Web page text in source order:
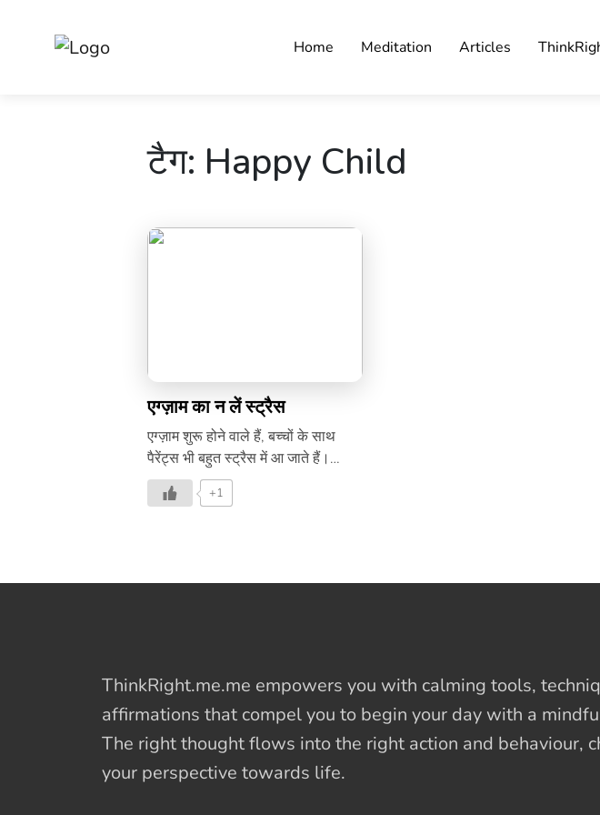
Home Meditation Articles
टैग: Happy Child
एग्ज़ाम का न लें स्ट्रैस
एग्ज़ाम शुरू होने वाले हैं, बच्चों के साथ
पैरेंट्स भी बहुत स्ट्रैस में आ जाते हैं।
इसलिए ये वीडियो आपको बताएगा कि
स्ट्रैस से बचने के लिए बच्चों और पैरेंट्स
+1
ThinkRight.me.me empowers you with calming tools,
affirmations that compel you to begin your day with a
The right thought flows into the right action and behaviour,
your perspective towards life.